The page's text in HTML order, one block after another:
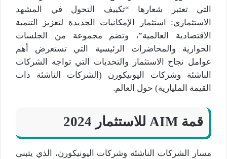
التي تعتبر شعارها “تكييف التحول في المشهد
الاستثماري: استثمار الإمكانيات الجديدة لتعزيز التنمية
الاقتصادية العالمية”، وتضم مجموعة من الجلسات
الحوارية والمحاضرات الرئيسية التي تستعرض أهم
عوامل نجاح الاستثمار والتحديات التي تواجه الشركات
الناشئة وشركات اليونيكورن (الشركات الناشئة ذات
القيمة المليارية) حول العالم.
قمة AIM للاستثمار 2024
مسار الشركات الناشئة وشركات اليونيكورن، الذي يتبنى